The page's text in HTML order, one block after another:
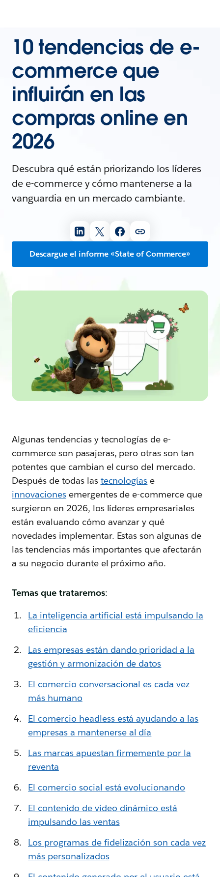
10 tendencias de e-
commerce que
influirán en las
compras online en
2026
Descubra qué están priorizando los líderes
de e-commerce y cómo mantenerse a la
vanguardia en un mercado cambiante.
Descargue el informe «State of Commerce»
Algunas tendencias y tecnologías de e-
commerce son pasajeras, pero otras son tan
potentes que cambian el curso del mercado.
Después de todas las tecnologías e
innovacionesemergentes de e-commerce que
surgieron en 2026, los líderes empresariales
están evaluando cómo avanzar y qué
novedades implementar. Estas son algunas de
las tendencias más importantes que afectarán
a su negocio durante el próximo año.
Temas que trataremos:
La inteligencia artificial está impulsando la
eficiencia
Las empresas están dando prioridad a la
gestión y armonización de datos
El comercio conversacional es cada vez
más humano
El comercio headless está ayudando a las
empresas a mantenerse al día
Las marcas apuestan firmemente por la
reventa
El comercio social está evolucionando
El contenido de video dinámico está
impulsando las ventas
Los programas de fidelización son cada vez
más personalizados